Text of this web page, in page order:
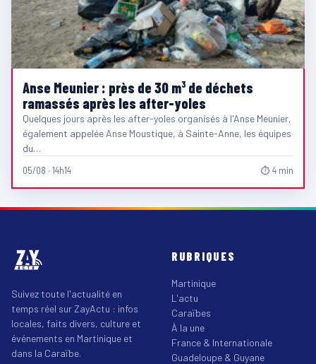
Anse Meunier : près de 30 m³ de déchets
ramassés après les after-yoles
Quelques jours après les after-yoles organisés à l'Anse Meunier,
également appelée Anse Moustique, à Sainte-Anne, les équipes
du…
05/08 · 14h14 ⏱ 4 min
Suivez toute l'actualité en
temps réel sur ZayActu : infos
locales, faits divers, culture et
événements en Martinique et
dans la Caraïbe.
RUBRIQUES
Martinique
L'actu
Caraïbes
À la une
France & Internationale
Guadeloupe & Guyane